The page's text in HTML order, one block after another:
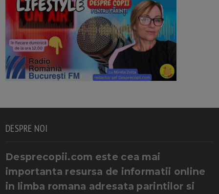
DESPRE NOI
Desprecopii.com este cea mai
importanta resursa de informatii online
in limba romana adresata parintilor si